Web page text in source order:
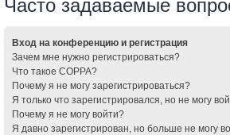
портал"
работа
Часто задаваемые
Вход на конференцию и регистрация
Зачем мне нужно регистрироваться?
Что такое COPPA?
Почему я не могу зарегистрироваться?
Я только что зарегистрировался, но не могу
Почему я не могу войти?
Я давно зарегистрирован, но больше не могу